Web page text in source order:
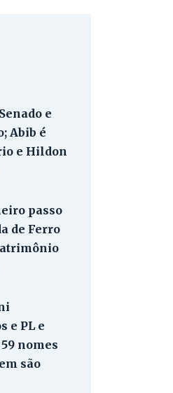
e
Abib é
e Hildon
passo
de Ferro
e PL e
nomes
são